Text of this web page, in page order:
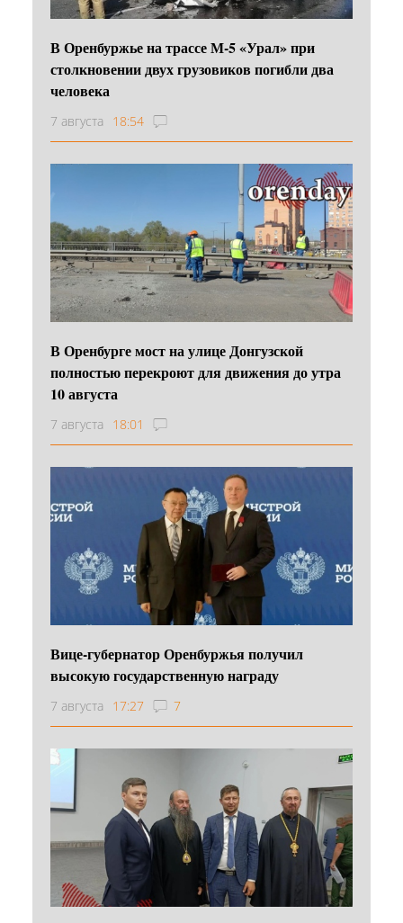
В Оренбуржье на трассе М-5 «Урал» при
столкновении двух грузовиков погибли два
человека
7 августа 18:54
В Оренбурге мост на улице Донгузской
полностью перекроют для движения до утра
10 августа
7 августа 18:01
Вице-губернатор Оренбуржья получил
высокую государственную награду
7 августа 17:27 7